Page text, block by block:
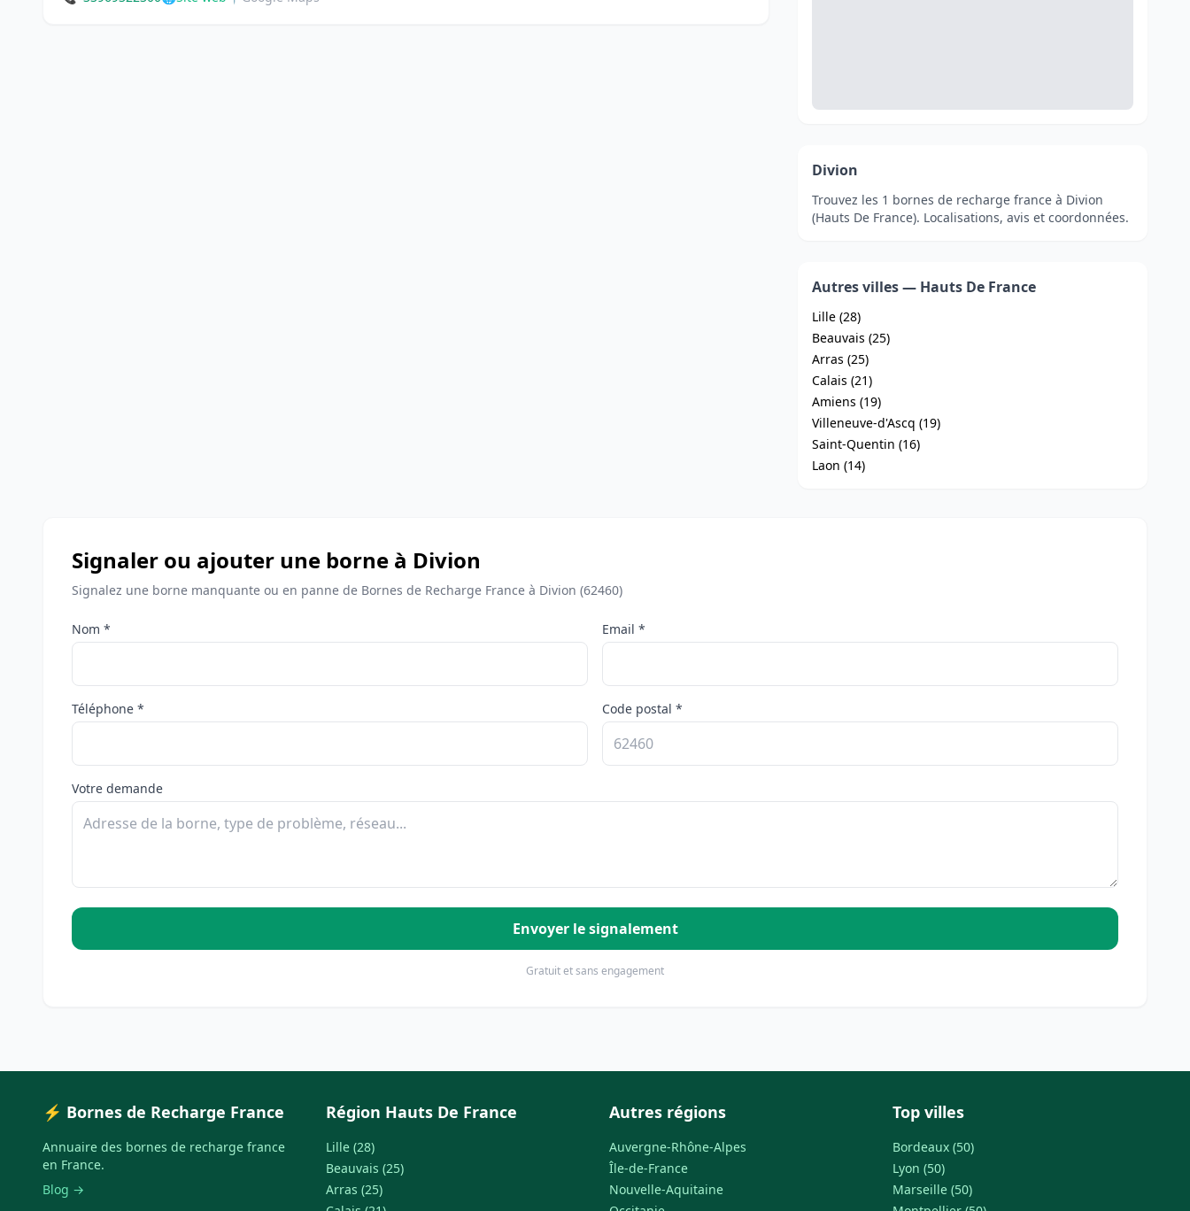
Divion
Trouvez les 1 bornes de recharge france à Divion
(Hauts De France). Localisations, avis et coordonnées.
Autres villes — Hauts De France
Lille (28)
Beauvais (25)
Arras (25)
Calais (21)
Amiens (19)
Villeneuve-d'Ascq (19)
Saint-Quentin (16)
Laon (14)
Signaler ou ajouter une borne à Divion
Signalez une borne manquante ou en panne de Bornes de Recharge France à Divion (62460)
Nom * Email *
Téléphone * Code postal *
Votre demande
Envoyer le signalement
Gratuit et sans engagement
⚡ Bornes de Recharge France
Annuaire des bornes de recharge france
en France.
Blog →
Région Hauts De France
Lille (28)
Beauvais (25)
Arras (25)
Autres régions
Auvergne-Rhône-Alpes
Île-de-France
Nouvelle-Aquitaine
Top villes
Bordeaux (50)
Lyon (50)
Marseille (50)